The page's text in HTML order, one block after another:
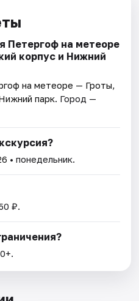
Петергоф на метеоре
корпус и Нижний
на метеоре — Гроты,
парк. Город —
• понедельник.
₽.